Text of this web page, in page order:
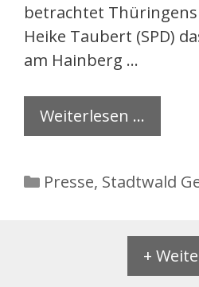
betrachtet
Heike Taubert (SPD)
am Hainberg …
Weiterlesen …
Kategorien
Presse, Stadtwald
+